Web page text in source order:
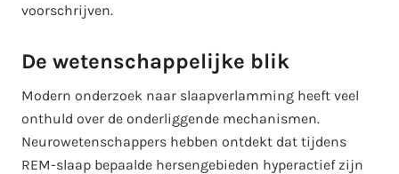
voorschrijven.
De wetenschappelijke blik
Modern onderzoek naar slaapverlamming heeft veel
onthuld over de onderliggende mechanismen.
Neurowetenschappers hebben ontdekt dat tijdens
REM-slaap bepaalde hersengebieden hyperactief zijn